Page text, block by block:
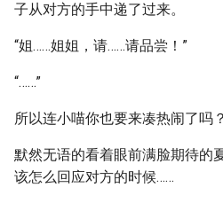
子从对方的手中递了过来。
“姐……姐姐，请……请品尝！”
“……”
所以连小喵你也要来凑热闹了吗？
默然无语的看着眼前满脸期待的
该怎么回应对方的时候……